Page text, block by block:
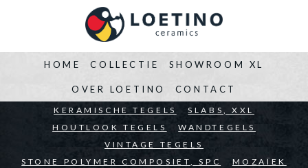
HOME
BEDRIJVEN ARCHITECTEN PARTICULIEREN
COLLECTIE
KERAMISCHE TEGELS
SLABS, XXL
HOUTLOOK TEGELS
WANDTEGELS
VINTAGE TEGELS
STONE POLYMER COMPOSIET, SPC
MOZAÏEK
SHOWROOM XL
OVER LOETINO CONTACT